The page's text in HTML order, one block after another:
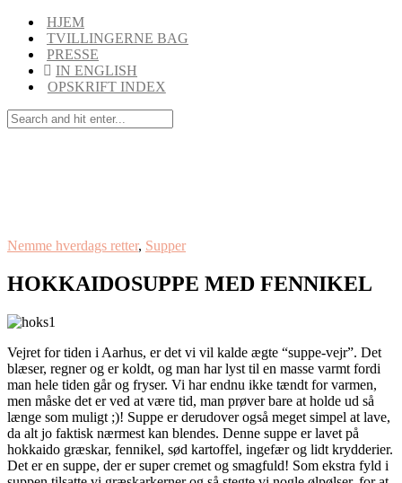
HJEM
TVILLINGERNE BAG
PRESSE
IN ENGLISH
OPSKRIFT INDEX
Nemme hverdags retter, Supper
HOKKAIDOSUPPE MED FENNIKEL
Vejret for tiden i Aarhus, er det vi vil kalde ægte “suppe-vejr”. Det
blæser, regner og er koldt, og man har lyst til en masse varmt fordi
man hele tiden går og fryser. Vi har endnu ikke tændt for varmen,
men måske det er ved at være tid, man prøver bare at holde ud så
længe som muligt ;)! Suppe er derudover også meget simpel at lave,
da alt jo faktisk nærmest kan blendes. Denne suppe er lavet på
hokkaido græskar, fennikel, sød kartoffel, ingefær og lidt krydderier.
Det er en suppe, der er super cremet og smagfuld! Som ekstra fyld i